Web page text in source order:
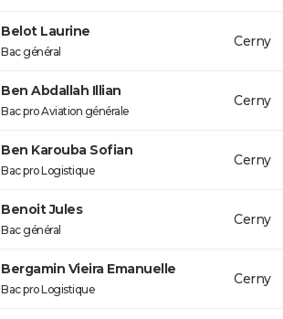
Belot Laurine
Bac général
Cerny
Ben Abdallah Illian
Bac pro Aviation générale
Cerny
Ben Karouba Sofian
Bac pro Logistique
Cerny
Benoit Jules
Bac général
Cerny
Bergamin Vieira Emanuelle
Bac pro Logistique
Cerny